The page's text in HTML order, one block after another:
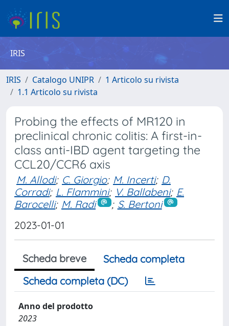
IRIS
IRIS Catalogo UNIPR
1 Articolo su rivista
1.1 Articolo su rivista
Probing the effects of MR120 in
preclinical chronic colitis: A first-in-
class anti-IBD agent targeting the
CCL20/CCR6 axis
M. Allodi; C. Giorgio; M. Incerti; D.
Corradi; L. Flammini; V. Ballabeni; E.
Barocelli; M. Radi ; S. Bertoni
2023-01-01
Scheda breve
Scheda completa
Scheda completa (DC)
Anno del prodotto
2023